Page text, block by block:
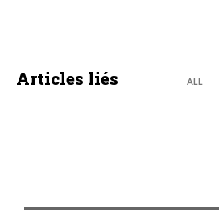
Articles liés ALL